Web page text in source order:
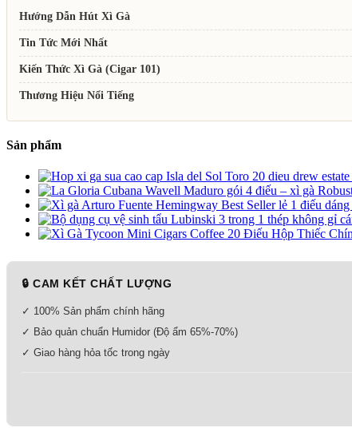
Hướng Dẫn Hút Xì Gà
Tin Tức Mới Nhất
Kiến Thức Xì Gà (Cigar 101)
Thương Hiệu Nổi Tiếng
Sản phẩm
🔒 CAM KẾT CHẤT LƯỢNG
✓ 100% Sản phẩm chính hãng
✓ Bảo quản chuẩn Humidor (Độ ẩm 65%-70%)
✓ Giao hàng hỏa tốc trong ngày